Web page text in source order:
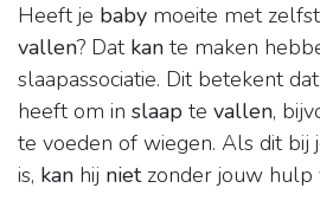
Heeft je baby moeite met
vallen? Dat kan te maken
slaapassociatie. Dit betekent
heeft om in slaap te vallen,
te voeden of wiegen. Als dit bij
is, kan hij nietzonder jouw hulp